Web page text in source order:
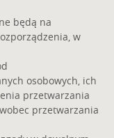
będą na
w
osobowych, ich
przetwarzania
przetwarzania